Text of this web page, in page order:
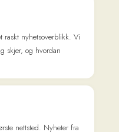
Nyheter fra
to